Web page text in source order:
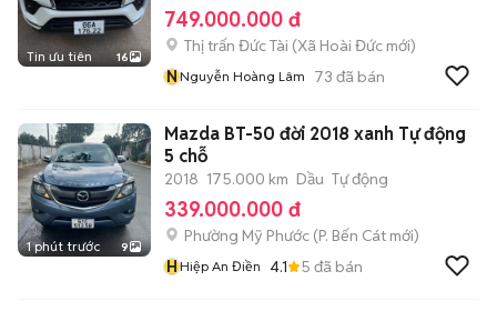
Tin ưu tiên 16
749.000.000 đ
Thị trấn Đức Tài (Xã Hoài Đức mới)
NNguyễn Hoàng Lâm 73 đã bán
1 phút trước 9
Mazda BT-50 đời 2018 xanh Tự động
5 chỗ
2018 175.000 km Dầu Tự động
339.000.000 đ
Phường Mỹ Phước (P. Bến Cát mới)
HHiệp An Điền 4.1 5 đã bán